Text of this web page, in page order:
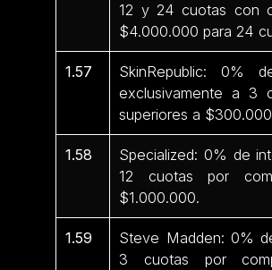
12 y 24 cuotas con
$4.000.000 para 24
1.57
SkinRepublic: 0%
exclusivamente a 3
superiores a
1.58
Specialized: 0% de
12 cuotas por
$1.000.000.
1.59
Steve Madden: 0%
3 cuotas por